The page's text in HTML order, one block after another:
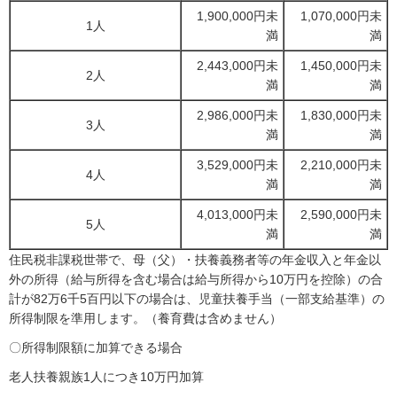
1人
1,900,000円未
満
1,070,000円未
満
2人
2,443,000円未
満
1,450,000円未
満
3人
2,986,000円未
満
1,830,000円未
満
4人
3,529,000円未
満
2,210,000円未
満
5人
4,013,000円未
満
2,590,000円未
満
住民税非課税世帯で、母（父）・扶養義務者等の年金収入と年金以
外の所得（給与所得を含む場合は給与所得から10万円を控除）の合
計が82万6千5百円以下の場合は、児童扶養手当（一部支給基準）の
所得制限を準用します。（養育費は含めません）
〇所得制限額に加算できる場合
老人扶養親族1人につき10万円加算